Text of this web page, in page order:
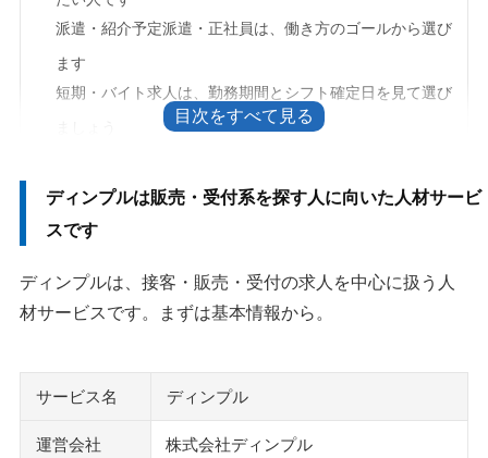
派遣・紹介予定派遣・正社員は、働き方のゴールから選び
ます
短期・バイト求人は、勤務期間とシフト確定日を見て選び
けて見ましょう
良い口コミは、販売・受付求人との相性を評価する声が中
心です
悪い口コミは、連絡が遅い理由や紹介数の背景を確認しま
「やばい」「パワハラ」の口コミは、誰への不満かを分け
て読みます
派遣切りや職場トラブルが不安なら、相談先と更新時期を
ディンプルは販売・受付系を探す人に向いた人材サービ
スです
ディンプルは、接客・販売・受付の求人を中心に扱う人
材サービスです。まずは基本情報から。
サービス名 ディンプル
運営会社 株式会社ディンプル